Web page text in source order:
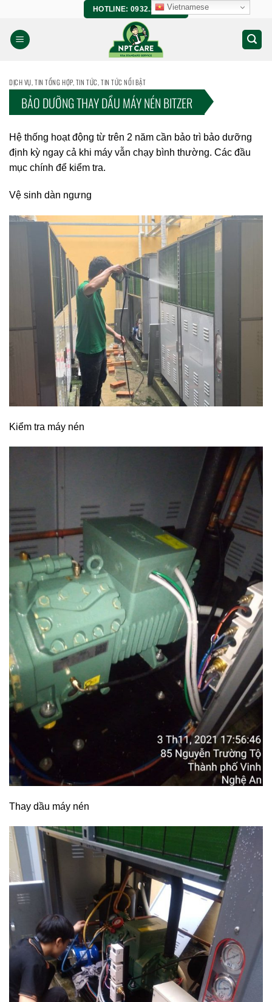
nội
dung
HOTLINE: 0932.266.458
DỊCH VỤ ,TIN TỔNG HỢP, TIN TỨC TIN TỨC NỔI BẬT
BẢO DƯỠNG THAY DẦU MÁY NÉN BITZER
Hệ thống hoạt động từ trên 2 năm cần bảo trì bảo dưỡng
định kỳ ngay cả khi máy vẫn chạy bình thường. Các đầu
mục chính để kiểm tra.
Vệ sinh dàn ngưng
Kiểm tra máy nén
Thay dầu máy nén
Vietnamese